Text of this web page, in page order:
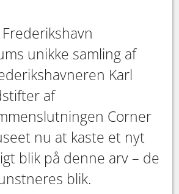
unikke samling af
Karl
af
Corner
nu at kaste et nyt
blik på denne arv – de
blik.